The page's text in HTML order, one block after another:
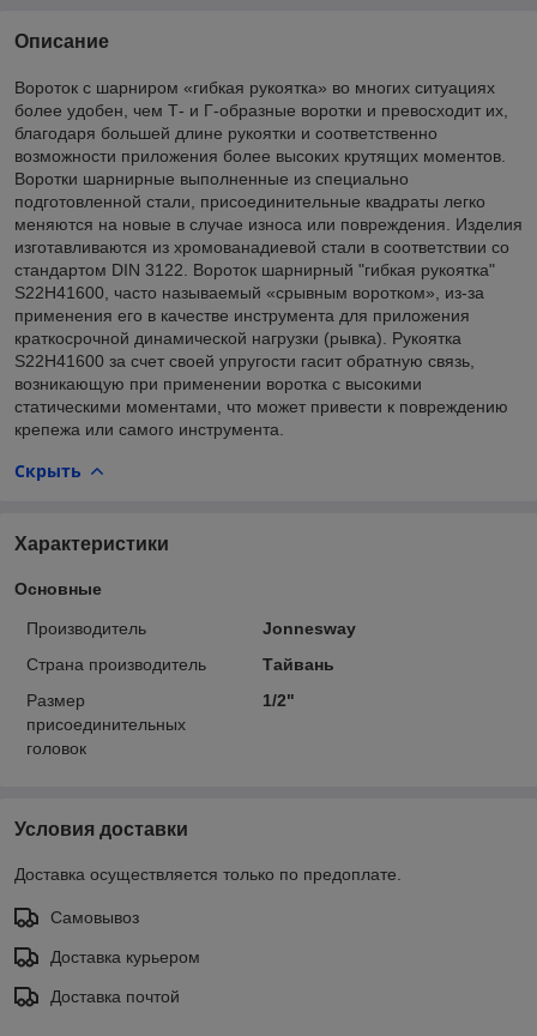
Описание
Вороток с шарниром «гибкая рукоятка» во многих ситуациях
более удобен, чем Т- и Г-образные воротки и превосходит их,
благодаря большей длине рукоятки и соответственно
возможности приложения более высоких крутящих моментов.
Воротки шарнирные выполненные из специально
подготовленной стали, присоединительные квадраты легко
меняются на новые в случае износа или повреждения. Изделия
изготавливаются из хромованадиевой стали в соответствии со
стандартом DIN 3122. Вороток шарнирный "гибкая рукоятка"
S22H41600, часто называемый «срывным воротком», из-за
применения его в качестве инструмента для приложения
краткосрочной динамической нагрузки (рывка). Рукоятка
S22H41600 за счет своей упругости гасит обратную связь,
возникающую при применении воротка c высокими
статическими моментами, что может привести к повреждению
крепежа или самого инструмента.
Скрыть
Характеристики
Основные
Производитель
Jonnesway
Страна производитель
Тайвань
Размер
присоединительных
головок
1/2"
Условия доставки
Доставка осуществляется только по предоплате.
Самовывоз
Доставка курьером
Доставка почтой